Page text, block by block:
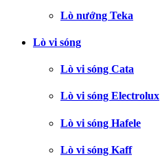
Lò nướng Teka
Lò vi sóng
Lò vi sóng Cata
Lò vi sóng Electrolux
Lò vi sóng Hafele
Lò vi sóng Kaff